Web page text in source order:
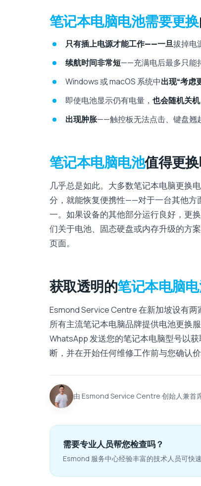
笔记本电脑电池需要更换
只有插上电源才能工作——一旦拔掉电
续航时间非常短——充满电后最多只能
Windows 或 macOS 系统中出现“考虑
即使电池显示仍有电量， 也会随机关机
出现肿胀——触控板无​​法点击、键盘翘
笔记本电脑电池值得更换
几乎总是如此。大多数笔记本电脑更换
分，就能恢复便携性——对于一台其他方
一。如果设备的其他部分运行良好，更
们关于电池、固态硬盘或内存升级的方
页面。
获取透明的笔记本电脑
Esmond Service Centre 在新加坡设有两
所有主流笔记本电脑品牌提供电池更换
WhatsApp 发送您的笔记本电脑型号以
断，并在开始任何维修工作前与您确认价
由 Esmond Service Centre 创始人兼首
需要专业人员帮您检查吗？
Esmond 服务中心经验丰富的技术人员可快